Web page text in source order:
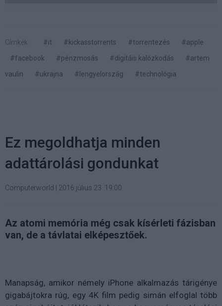
Címkék: #it #kickasstorrents #torrentezés
#apple
#facebook
#pénzmosás #digitáis kalózkodás
#artem
vaulin
#ukrajna #lengyelország #technológia
Ez megoldhatja minden
adattárolási gondunkat
Computerworld 2016 július 23. 19:00
Az atomi memória még csak kísérleti fázisban
van, de a távlatai elképesztőek.
Manapság, amikor némely iPhone alkalmazás tárigénye
gigabájtokra rúg, egy 4K film pedig simán elfoglal több